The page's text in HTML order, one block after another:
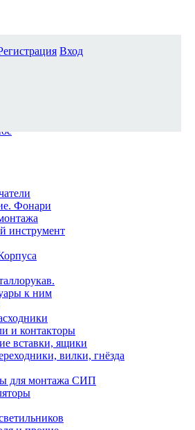
Фонари
инструмент
к ним
и контакторы
вставки, ящики
вилки, гнёзда
для монтажа СИП
Вход